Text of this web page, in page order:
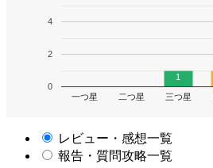
一つ星 二つ星 三つ星
0
2
4
1
レビュー・感想一覧
報告・質問攻略一覧